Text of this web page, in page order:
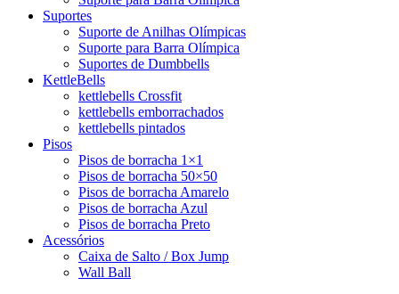
Suportes
Suporte de Anilhas Olímpicas
Suporte para Barra Olímpica
Suportes de Dumbbells
KettleBells
kettlebells Crossfit
kettlebells emborrachados
kettlebells pintados
Pisos
Pisos de borracha 1×1
Pisos de borracha 50×50
Pisos de borracha Amarelo
Pisos de borracha Azul
Pisos de borracha Preto
Acessórios
Caixa de Salto / Box Jump
Wall Ball